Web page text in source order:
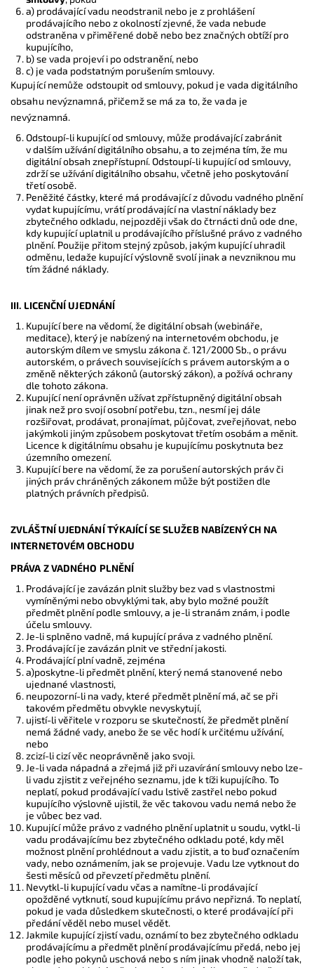
a) prodávající vadu neodstranil nebo je z prohlášení
prodávajícího nebo z okolností zjevné, že vada nebude
odstraněna v přiměřené době nebo bez značných obtíží pro
kupujícího,
b) se vada projeví i po odstranění, nebo
c) je vada podstatným porušením smlouvy.
Kupující nemůže odstoupit od smlouvy, pokud je vada digitálního
obsahu nevýznamná, přičemž se má za to, že vada je
nevýznamná.
Odstoupí-li kupující od smlouvy, může prodávající zabránit
v dalším užívání digitálního obsahu, a to zejména tím, že mu
digitální obsah znepřístupní. Odstoupí-li kupující od smlouvy,
zdrží se užívání digitálního obsahu, včetně jeho poskytování
třetí osobě.
Peněžité částky, které má prodávající z důvodu vadného plnění
vydat kupujícímu, vrátí prodávající na vlastní náklady bez
zbytečného odkladu, nejpozději však do čtrnácti dnů ode dne,
kdy kupující uplatnil u prodávajícího příslušné právo z vadného
plnění. Použije přitom stejný způsob, jakým kupující uhradil
odměnu, ledaže kupující výslovně svolí jinak a nevzniknou mu
tím žádné náklady.
III. LICENČNÍ UJEDNÁNÍ
Kupující bere na vědomí, že digitální obsah (webináře,
meditace), který je nabízený na internetovém obchodu, je
autorským dílem ve smyslu zákona č. 121/2000 Sb., o právu
autorském, o právech souvisejících s právem autorským a o
změně některých zákonů (autorský zákon), a požívá ochrany
dle tohoto zákona.
Kupující není oprávněn užívat zpřístupněný digitální obsah
jinak než pro svojí osobní potřebu, tzn., nesmí jej dále
rozšiřovat, prodávat, pronajímat, půjčovat, zveřejňovat, nebo
jakýmkoli jiným způsobem poskytovat třetím osobám a měnit.
Licence k digitálnímu obsahu je kupujícímu poskytnuta bez
územního omezení.
Kupující bere na vědomí, že za porušení autorských práv či
jiných práv chráněných zákonem může být postižen dle
platných právních předpisů.
ZVLÁŠTNÍ UJEDNÁNÍ TÝKAJÍCÍ SE SLUŽEB NABÍZENÝCH NA
INTERNETOVÉM OBCHODU
PRÁVA Z VADNÉHO PLNĚNÍ
Prodávající je zavázán plnit služby bez vad s vlastnostmi
vymíněnými nebo obvyklými tak, aby bylo možné použít
předmět plnění podle smlouvy, a je-li stranám znám, i podle
účelu smlouvy.
Je-li splněno vadně, má kupující práva z vadného plnění.
Prodávající je zavázán plnit ve střední jakosti.
Prodávající plní vadně, zejména
a)poskytne-li předmět plnění, který nemá stanovené nebo
ujednané vlastnosti,
neupozorní-li na vady, které předmět plnění má, ač se při
takovém předmětu obvykle nevyskytují,
ujistí-li věřitele v rozporu se skutečností, že předmět plnění
nemá žádné vady, anebo že se věc hodí k určitému užívání,
nebo
zcizí-li cizí věc neoprávněně jako svoji.
Je-li vada nápadná a zřejmá již při uzavírání smlouvy nebo lze-
li vadu zjistit z veřejného seznamu, jde k tíži kupujícího. To
neplatí, pokud prodávající vadu lstivě zastřel nebo pokud
kupujícího výslovně ujistil, že věc takovou vadu nemá nebo že
je vůbec bez vad.
Kupující může právo z vadného plnění uplatnit u soudu, vytkl-li
vadu prodávajícímu bez zbytečného odkladu poté, kdy měl
možnost plnění prohlédnout a vadu zjistit, a to buď označením
vady, nebo oznámením, jak se projevuje. Vadu lze vytknout do
šesti měsíců od převzetí předmětu plnění.
Nevytkl-li kupující vadu včas a namítne-li prodávající
opožděné vytknutí, soud kupujícímu právo nepřizná. To neplatí,
pokud je vada důsledkem skutečnosti, o které prodávající při
předání věděl nebo musel vědět.
Jakmile kupující zjistí vadu, oznámí to bez zbytečného odkladu
prodávajícímu a předmět plnění prodávajícímu předá, nebo jej
podle jeho pokynů uschová nebo s ním jinak vhodně naloží tak,